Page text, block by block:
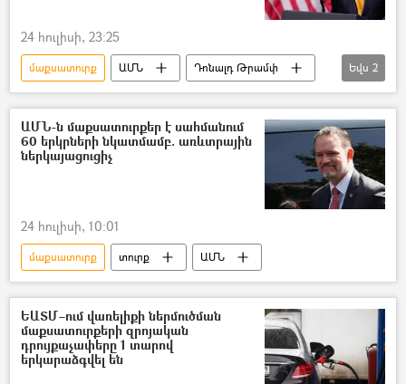
24 հուլիսի, 23:25
մաքսատուրք ԱՄՆ
Դոնալդ Թրամփ
Եվրամիություն
Google
Եվս 2
ԱՄՆ-ն մաքսատուրքեր է սահմանում
60 երկրների նկատմամբ. առևտրային
ներկայացուցիչ
24 հուլիսի, 10:01
մաքսատուրք տուրք ԱՄՆ
ԵԱՏՄ–ում վառելիքի ներմուծման
մաքսատուրքերի զրոյական
դրույքաչափերը 1 տարով
երկարաձգվել են